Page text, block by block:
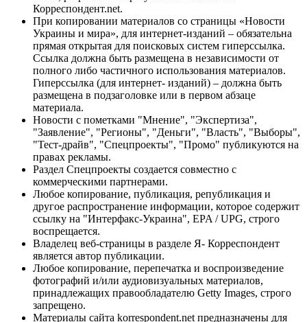
Корреспондент.net.
При копировании материалов со страницы «Новости
Украины и мира», для интернет-изданий – обязательна
прямая открытая для поисковых систем гиперссылка.
Ссылка должна быть размещена в независимости от
полного либо частичного использования материалов.
Гиперссылка (для интернет- изданий) – должна быть
размещена в подзаголовке или в первом абзаце
материала.
Новости с пометками "Мнение", "Экспертиза",
"Заявление", "Регионы", "Деньги", "Власть", "Выборы",
"Тест-драйв", "Спецпроекты", "Промо" публикуются на
правах рекламы.
Раздел Спецпроекты создается совместно с
коммерческими партнерами.
Любое копирование, публикация, републикация и
другое распространение информации, которое содержит
ссылку на "Интерфакс-Украина", EPA / UPG, строго
воспрещается.
Владелец веб-страницы в разделе Я- Корреспондент
является автор публикации.
Любое копирование, перепечатка и воспроизведение
фотографий и/или аудиовизуальных материалов,
принадлежащих правообладателю Getty Images, строго
запрещено.
Материалы сайта korrespondent.net предназначены для